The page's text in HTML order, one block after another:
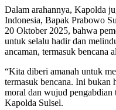
Dalam arahannya, Kapolda
Indonesia, Bapak Prabowo
20 Oktober 2025, bahwa
untuk selalu hadir dan
ancaman, termasuk bencana
“Kita diberi amanah untuk
termasuk bencana. Ini bukan
moral dan wujud pengabdian
Kapolda Sulsel.